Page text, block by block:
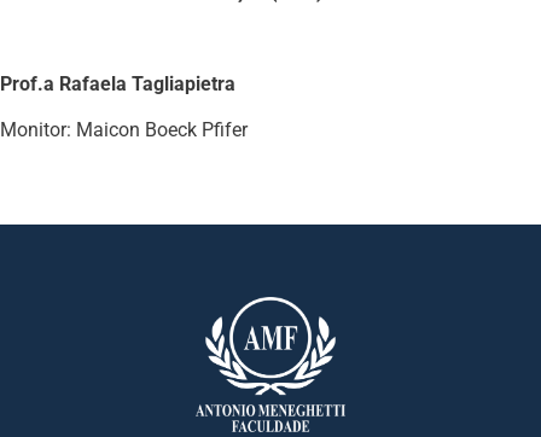
Prof.a Rafaela Tagliapietra
Monitor: Maicon Boeck Pfifer